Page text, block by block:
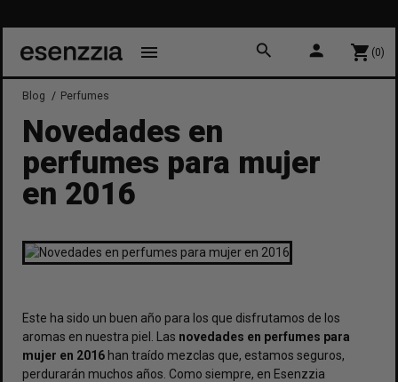
menu search person shopping_cart (0)
Blog Perfumes
Novedades en
perfumes para mujer
en 2016
Este ha sido un buen año para los que disfrutamos de los
aromas en nuestra piel. Las novedades en perfumes para
mujer en 2016 han traído mezclas que, estamos seguros,
perdurarán muchos años. Como siempre, en Esenzzia